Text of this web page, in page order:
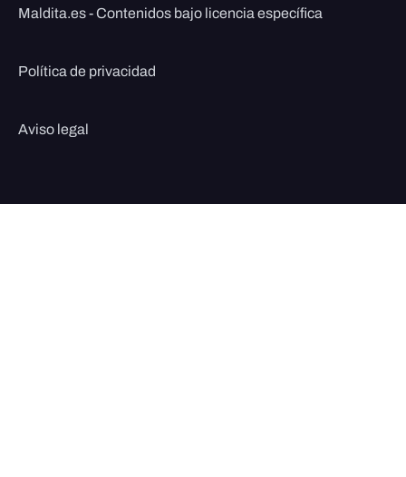
Maldita.es - Contenidos bajo licencia específica
Política de privacidad
Aviso legal